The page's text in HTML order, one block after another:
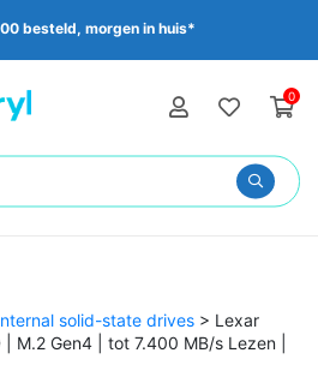
besteld, morgen in huis*
0
solid-state drives > Lexar
M.2 Gen4 | tot 7.400 MB/s Lezen |